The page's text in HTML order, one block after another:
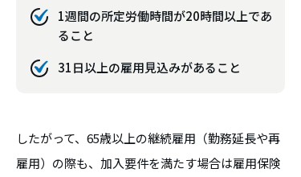
1週間の所定労働時間が20時間以上であ
ること
31日以上の雇用見込みがあること
したがって、65歳以上の継続雇用（勤務延長や再
雇用）の際も、加入要件を満たす場合は雇用保険